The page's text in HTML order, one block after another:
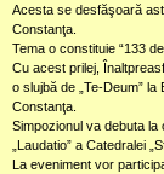
Acesta se desfăşoară
Constanţa.
Tema o constituie “133
Cu acest prilej,
o slujbă de „Te-Deum”
Constanţa.
Simpozionul va debuta
„Laudatio” a Catedralei
La eveniment vor